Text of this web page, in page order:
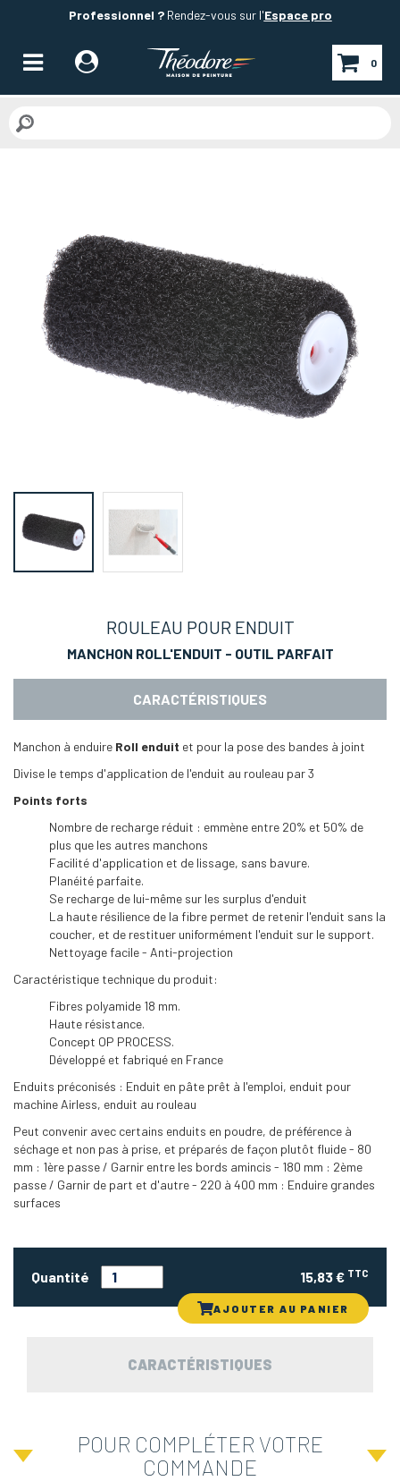
Professionnel ?Rendez-vous sur l'Espace pro
0
ROULEAU POUR ENDUIT
MANCHON ROLL'ENDUIT - OUTIL PARFAIT
CARACTÉRISTIQUES
Manchon à enduire Roll enduit et pour la pose des bandes à joint
Divise le temps d'application de l'enduit au rouleau par 3
Points forts
Nombre de recharge réduit : emmène entre 20% et 50% de
plus que les autres manchons
Facilité d'application et de lissage, sans bavure.
Planéité parfaite.
Se recharge de lui-même sur les surplus d'enduit
La haute résilience de la fibre permet de retenir l'enduit sans la
coucher, et de restituer uniformément l'enduit sur le support.
Nettoyage facile - Anti-projection
Caractéristique technique du produit:
Fibres polyamide 18 mm.
Haute résistance.
Concept OP PROCESS.
Développé et fabriqué en France
Enduits préconisés : Enduit en pâte prêt à l'emploi, enduit pour
machine Airless, enduit au rouleau
Peut convenir avec certains enduits en poudre, de préférence à
séchage et non pas à prise, et préparés de façon plutôt fluide - 80
mm : 1ère passe / Garnir entre les bords amincis - 180 mm : 2ème
passe / Garnir de part et d'autre - 220 à 400 mm : Enduire grandes
surfaces
Quantité 15,83 € TTC
AJOUTER AU PANIER
CARACTÉRISTIQUES
POUR COMPLÉTER VOTRE
COMMANDE